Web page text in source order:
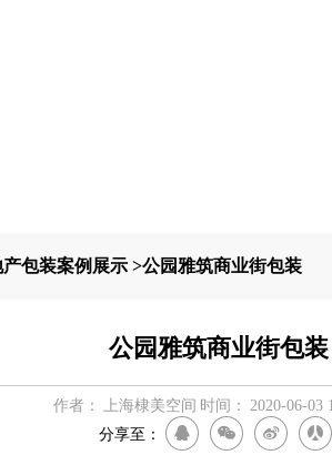
包装案例展示>公园雅筑商业街包装
公园雅筑商业街包装
作者： 上海棣美空间 时间：
2020-06-03
分享至：